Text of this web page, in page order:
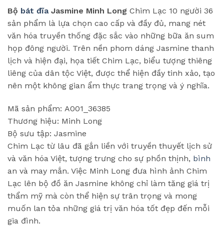
Bộ bát đĩaJasmine Minh Long Chim Lạc 10 người 36
sản phẩm là lựa chọn cao cấp và đầy đủ, mang nét
văn hóa truyền thống đặc sắc vào những bữa ăn sum
họp đông người. Trên nền phom dáng Jasmine thanh
lịch và hiện đại, họa tiết Chim Lạc, biểu tượng thiêng
liêng của dân tộc Việt, được thể hiện đầy tinh xảo, tạo
nên một không gian ẩm thực trang trọng và ý nghĩa.
Mã sản phẩm: A001_36385
Thương hiệu: Minh Long
Bộ sưu tập: Jasmine
Chim Lạc từ lâu đã gắn liền với truyền thuyết lịch sử
và văn hóa Việt, tượng trưng cho sự phồn thịnh, bình
an và may mắn. Việc Minh Long đưa hình ảnh Chim
Lạc lên bộ đồ ăn Jasmine không chỉ làm tăng giá trị
thẩm mỹ mà còn thể hiện sự trân trọng và mong
muốn lan tỏa những giá trị văn hóa tốt đẹp đến mỗi
gia đình.